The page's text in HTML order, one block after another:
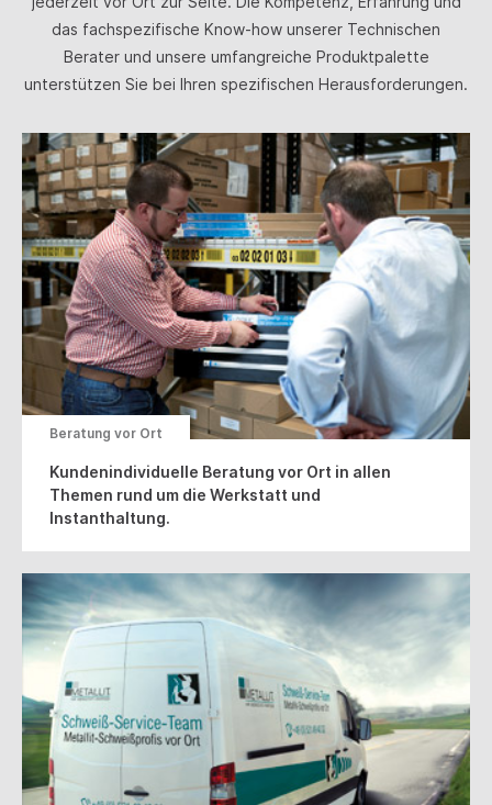
das fachspezifische Know-how unserer Technischen
Berater und unsere umfangreiche Produktpalette
unterstützen Sie bei Ihren spezifischen Herausforderungen.
Beratung vor Ort
Kundenindividuelle Beratung vor Ort in allen
Themen rund um die Werkstatt und
Instanthaltung.